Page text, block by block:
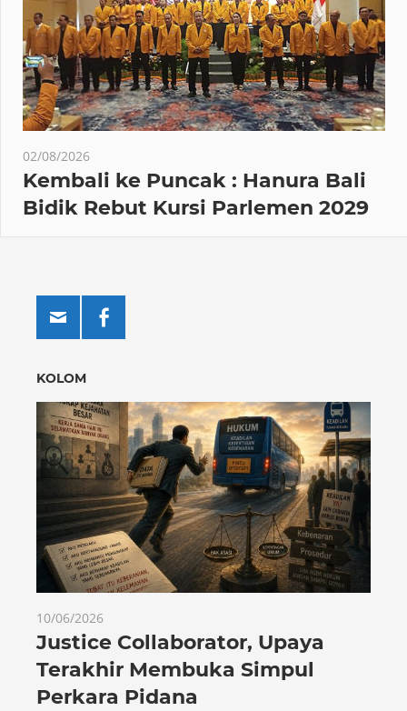
02/08/2026
Kembali ke Puncak : Hanura Bali
Bidik Rebut Kursi Parlemen 2029
KOLOM
10/06/2026
Justice Collaborator, Upaya
Terakhir Membuka Simpul
Perkara Pidana